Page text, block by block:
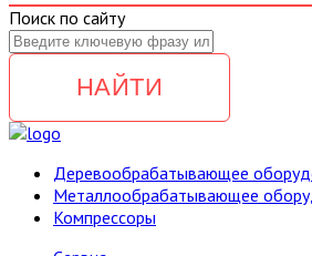
Поиск по сайту
НАЙТИ
Деревообрабатывающее
Металлообрабатывающее
Компрессоры